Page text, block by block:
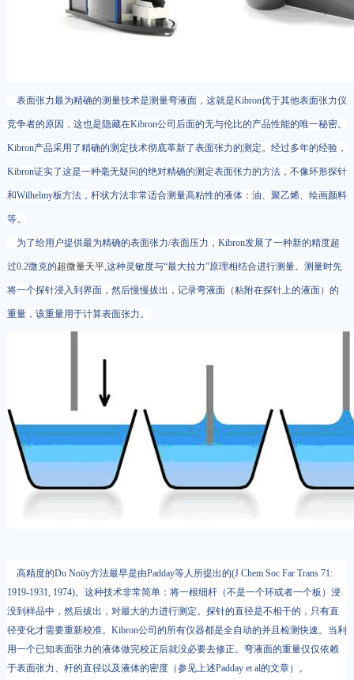
表面张力最为精确的测量技术是测量弯液面，这就是Kibron优于其他表面张力仪
竞争者的原因，这也是隐藏在Kibron公司后面的无与伦比的产品性能的唯一秘密。
Kibron产品采用了精确的测定技术彻底革新了表面张力的测定。经过多年的经验，
Kibron证实了这是一种毫无疑问的绝对精确的测定表面张力的方法，不像环形探针
和Wilhelmy板方法，杆状方法非常适合测量高粘性的液体：油、聚乙烯、绘画颜料
等。
为了给用户提供最为精确的表面张力/表面压力，Kibron发展了一种新的精度超
过0.2微克的超微量天平,这种灵敏度与“最大拉力”原理相结合进行测量。测量时先
将一个探针浸入到界面，然后慢慢拔出，记录弯液面（粘附在探针上的液面）的
重量，该重量用于计算表面张力。
高精度的Du Noüy方法最早是由Padday等人所提出的(J Chem Soc Far Trans 71:
1919-1931, 1974)。这种技术非常简单：将一根细杆（不是一个环或者一个板）浸
没到样品中，然后拔出，对最大的力进行测定。探针的直径是不相干的，只有直
径变化才需要重新校准。Kibron公司的所有仪器都是全自动的并且检测快速。当利
用一个已知表面张力的液体做完校正后就没必要去修正。弯液面的重量仅仅依赖
于表面张力、杆的直径以及液体的密度（参见上述Padday et al的文章）。